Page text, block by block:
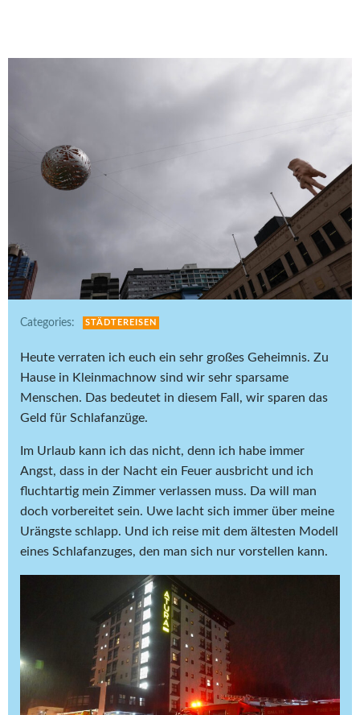
Categories: STÄDTEREISEN
Heute verraten ich euch ein sehr großes Geheimnis. Zu
Hause in Kleinmachnow sind wir sehr sparsame
Menschen. Das bedeutet in diesem Fall, wir sparen das
Geld für Schlafanzüge.
Im Urlaub kann ich das nicht, denn ich habe immer
Angst, dass in der Nacht ein Feuer ausbricht und ich
fluchtartig mein Zimmer verlassen muss. Da will man
doch vorbereitet sein. Uwe lacht sich immer über meine
Urängste schlapp. Und ich reise mit dem ältesten Modell
eines Schlafanzuges, den man sich nur vorstellen kann.